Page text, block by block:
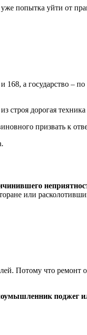
попытка уйти от
а государство – по
строя дорогая
призвать к
или
Потому что ремонт
поджег